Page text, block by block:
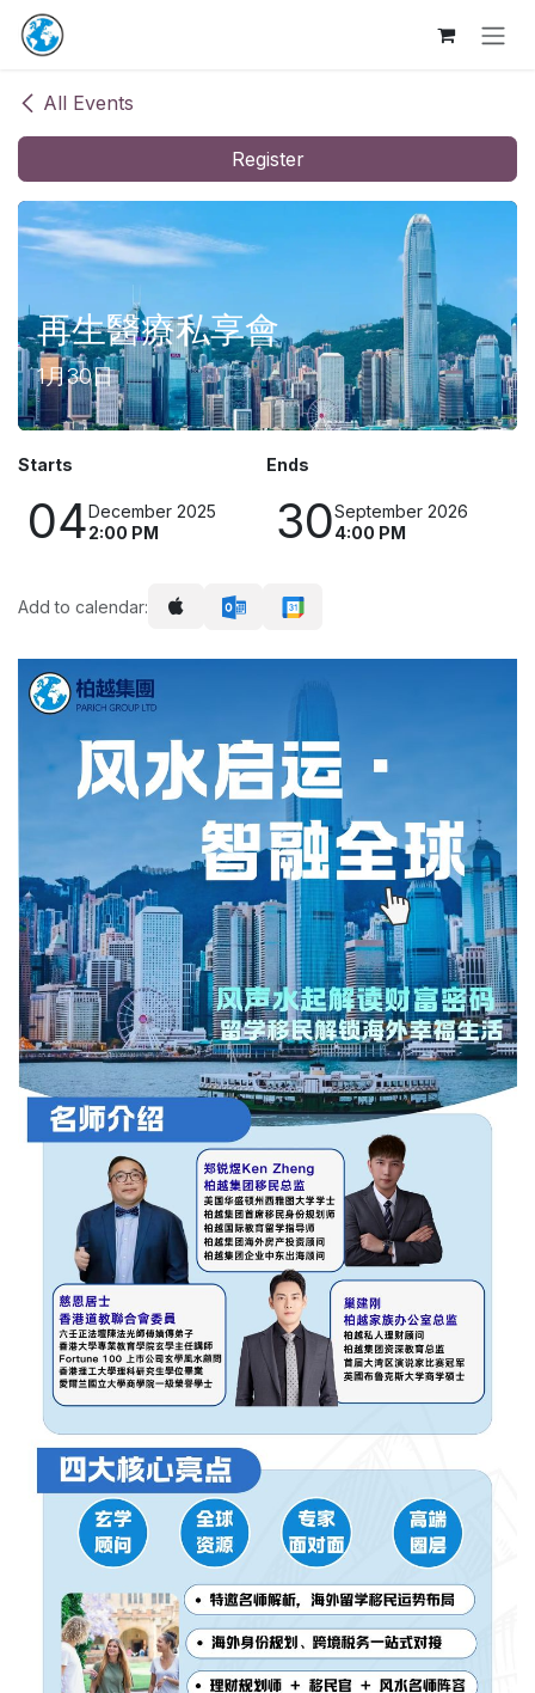
Skip to Content
All Events
Register
再生醫療私享會
1月30日
Starts
04December 2025
2:00 PM
Ends
30September 2026
4:00 PM
Add to calendar: